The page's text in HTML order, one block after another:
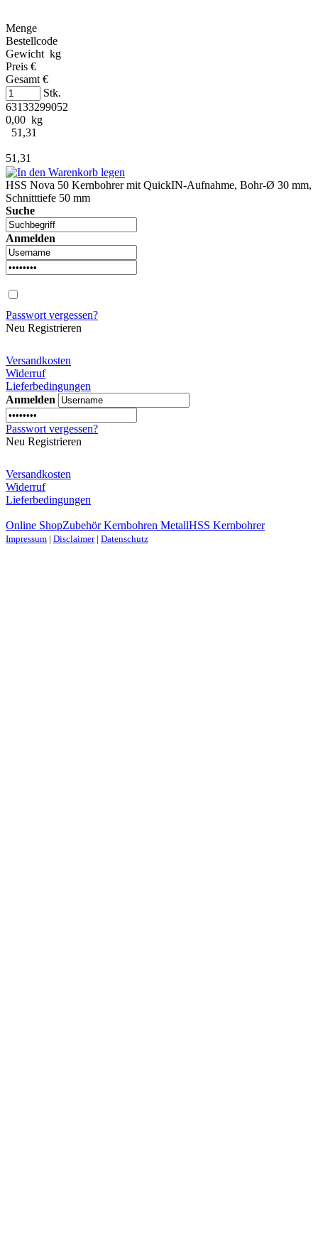
Menge
Bestellcode
Gewicht kg
Preis €
Gesamt €
Stk.
63133299052
0,00 kg
51,31
51,31
HSS Nova 50 Kernbohrer mit QuickIN-Aufnahme, Bohr-Ø 30 mm,
Schnitttiefe 50 mm
Suche
Anmelden
Passwort vergessen?
Neu Registrieren
Versandkosten
Widerruf
Lieferbedingungen
Anmelden
Passwort vergessen?
Neu Registrieren
Versandkosten
Widerruf
Lieferbedingungen
Online ShopZubehör Kernbohren MetallHSS Kernbohrer
Impressum | Disclaimer| Datenschutz